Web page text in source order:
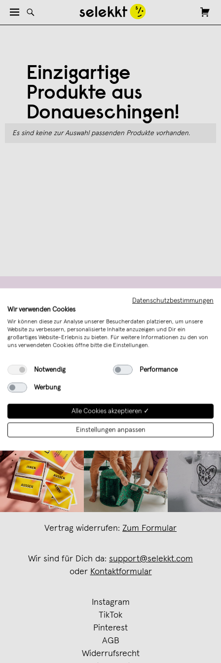
Einzigartige
Produkte aus
Donaueschingen!
Es sind keine zur Auswahl passenden Produkte vorhanden.
Aktionen und Updates
per E-Mail abonnieren
Ich möchte zukünftig über aktuelle Trends, Angebote &
Gutscheine per E-Mail informiert werden. Eine Abmeldung ist
Vertrag widerrufen: Zum Formular
Wir sind für Dich da: support@selekkt.com
oder Kontaktformular
Instagram
TikTok
Pinterest
AGB
Widerrufsrecht
Datenschutzbestimmungen
Wir verwenden Cookies
Wir können diese zur Analyse unserer Besucherdaten platzieren, um unsere
Website zu verbessern, personalisierte Inhalte anzuzeigen und Dir ein
großartiges Website-Erlebnis zu bieten. Für weitere Informationen zu den von
uns verwendeten Cookies öffne bitte die Einstellungen.
Notwendig Performance
Werbung
Alle Cookies akzeptieren ✓
Einstellungen anpassen